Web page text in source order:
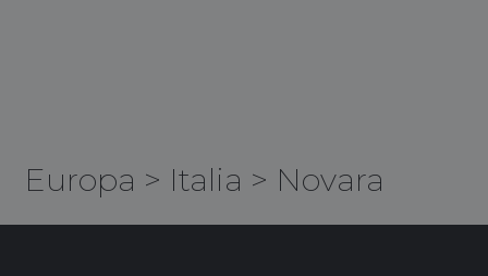
Europa > Italia > Novara